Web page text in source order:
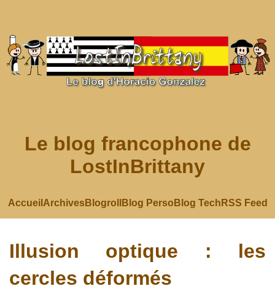
Le blog francophone de
LostInBrittany
Accueil ArchivesBlogroll Blog Perso Blog Tech RSS Feed
Illusion optique : les
cercles déformés